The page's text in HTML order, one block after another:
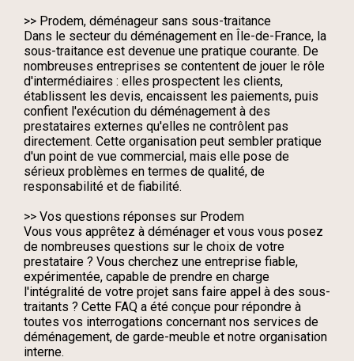
>> Prodem, déménageur sans sous-traitance
Dans le secteur du déménagement en Île-de-France, la
sous-traitance est devenue une pratique courante. De
nombreuses entreprises se contentent de jouer le rôle
d'intermédiaires : elles prospectent les clients,
établissent les devis, encaissent les paiements, puis
confient l'exécution du déménagement à des
prestataires externes qu'elles ne contrôlent pas
directement. Cette organisation peut sembler pratique
d'un point de vue commercial, mais elle pose de
sérieux problèmes en termes de qualité, de
responsabilité et de fiabilité.
>> Vos questions réponses sur Prodem
Vous vous apprêtez à déménager et vous vous posez
de nombreuses questions sur le choix de votre
prestataire ? Vous cherchez une entreprise fiable,
expérimentée, capable de prendre en charge
l'intégralité de votre projet sans faire appel à des sous-
traitants ? Cette FAQ a été conçue pour répondre à
toutes vos interrogations concernant nos services de
déménagement, de garde-meuble et notre organisation
interne.